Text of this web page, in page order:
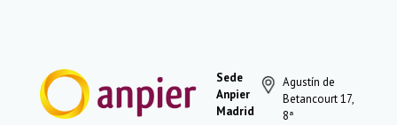
Sede
Anpier
Madrid
Agustín de
Betancourt 17,
8ª